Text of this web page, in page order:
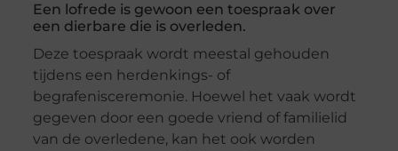
Een lofrede is gewoon een toespraak over
een dierbare die is overleden.
Deze toespraak wordt meestal gehouden
tijdens een herdenkings- of
begrafenisceremonie. Hoewel het vaak wordt
gegeven door een goede vriend of familielid
van de overledene, kan het ook worden